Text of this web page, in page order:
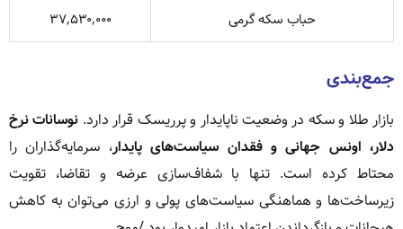
حباب سکه گرمی
۳۷,۵۳۰,۰۰۰
جمع‌بندی
بازار طلا و سکه در وضعیت ناپایدار و پرریسک قرار دارد. نوسانات نرخ
دلار، اونس جهانی و فقدان سیاست‌های پایدار، سرمایه‌گذاران را
محتاط کرده است. تنها با شفاف‌سازی عرضه و تقاضا، تقویت
زیرساخت‌ها و هماهنگی سیاست‌های پولی و ارزی می‌توان به کاهش